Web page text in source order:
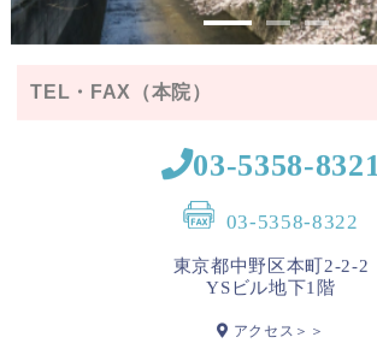
TEL・FAX（本院）
03-5358-8321
03-5358-8322
東京都中野区本町2-2-2
YSビル地下1階
アクセス＞＞